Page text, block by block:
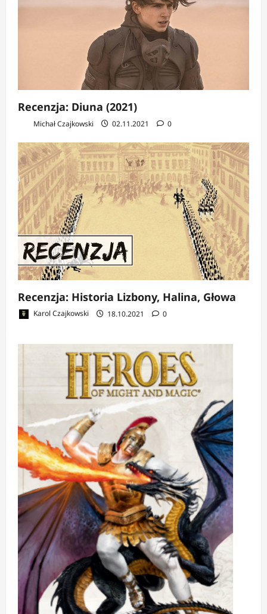
Recenzja: Diuna (2021)
Michał Czajkowski 02.11.2021 0
Recenzja: Historia Lizbony, Halina, Głowa
Karol Czajkowski 18.10.2021 0